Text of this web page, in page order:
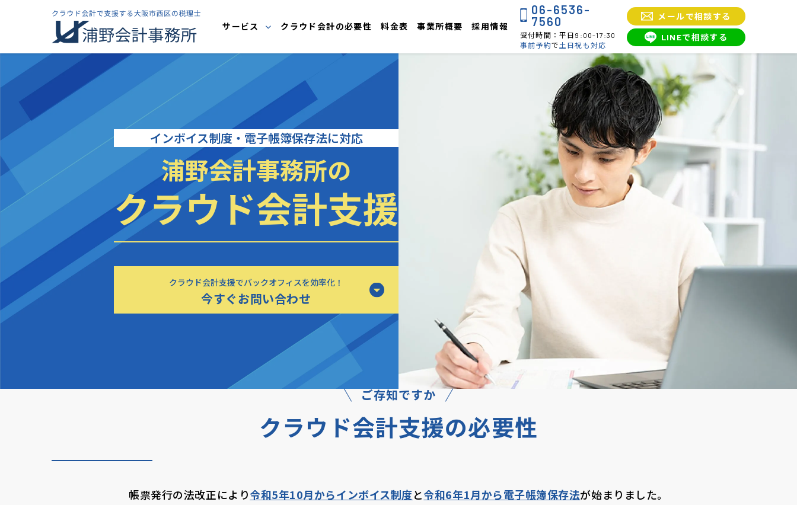
サービス
税務顧問 確定申告 美容院・理容室向けプラン 新設3年以内の法人・個人限定プラン
クラウド会計の必要性 料金表 事業所概要 採用情報
06-6536-
7560
受付時間：平日9:00-17:30
事前予約で 土日祝も対応
メールで相談する
LINEで相談する
インボイス制度・電子帳簿保存法に対応
浦野会計事務所の
クラウド会計支援
クラウド会計支援でバックオフィスを効率化！
今すぐお問い合わせ
ご存知ですか
クラウド会計支援の必要性
帳票発行の法改正により令和5年10月からインボイス制度と令和6年1月から電子帳簿保存法が始まりました。